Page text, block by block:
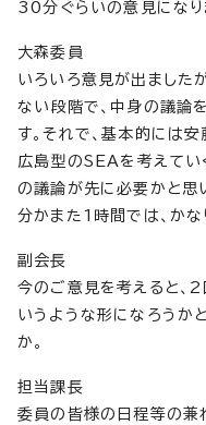
30分ぐらいの意見になり
大森委員
いろいろ意見が出ました
ない段階で、中身の議論
す。それで、基本的には
広島型のSEAを考えてい
の議論が先に必要かと思
分かまた1時間では、かな
副会長
今のご意見を考えると、
いうような形になろうか
か。
担当課長
委員の皆様の日程等の兼